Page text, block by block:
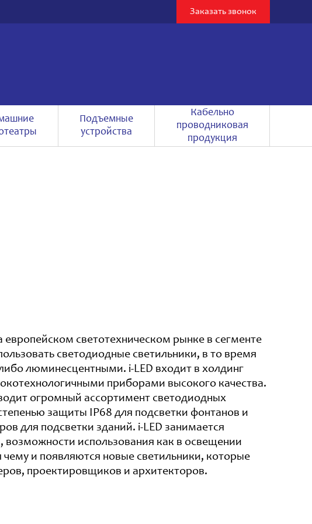
Заказать звонок
Подъемные
устройства
Кабельно
проводниковая
продукция
светотехническом рынке в сегменте
светодиодные светильники, в то время
люминесцентными. i-LED входит в холдинг
приборами высокого качества.
огромный ассортимент светодиодных
защиты IP68 для подсветки фонтанов и
для подсветки зданий. i-LED занимается
использования как в освещении
чему и появляются новые светильники, которые
проектировщиков и архитекторов.